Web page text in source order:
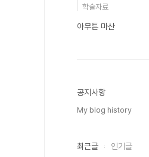
학술자료
아무튼 마산
공지사항
My blog history
최근글 인기글